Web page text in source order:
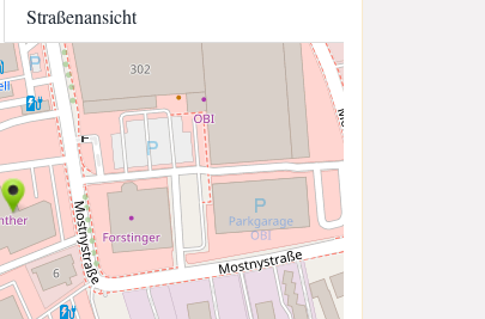
Straßenansicht